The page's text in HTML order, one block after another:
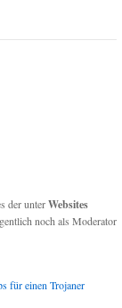
der unterWebsites
noch als Moderator
für einen Trojaner